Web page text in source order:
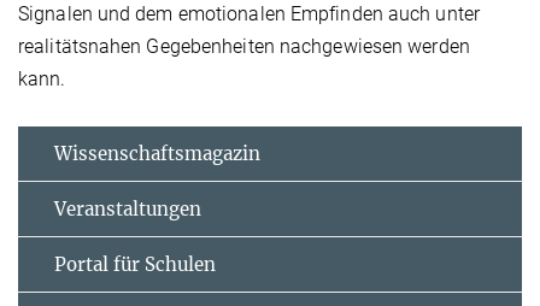
Signalen und dem emotionalen Empfinden auch unter
realitätsnahen Gegebenheiten nachgewiesen werden
kann.
Wissenschaftsmagazin
Veranstaltungen
Portal für Schulen